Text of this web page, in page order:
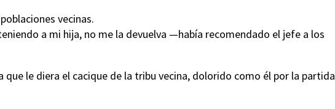
vecinas.
a mi hija, no me la devuelva —había recomendado el jefe a los
le diera el cacique de la tribu vecina, dolorido como él por la partida